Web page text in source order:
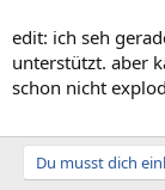
edit: ich seh
unterstützt. aber
schon nicht
Du musst dich